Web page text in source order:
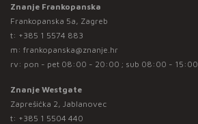
Znanje Frankopanska
Frankopanska 5a, Zagreb
t: +385 1 5574 883
m: frankopanska@znanje.hr
rv: pon - pet 08:00 - 20:00 ; sub 08:00 - 15:00
Znanje Westgate
Zaprešićka 2, Jablanovec
t: +385 1 5504 440